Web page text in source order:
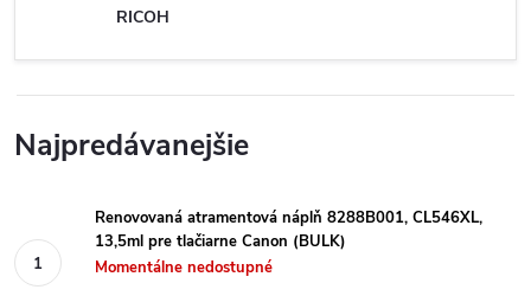
RICOH
Najpredávanejšie
Renovovaná atramentová náplň 8288B001, CL546XL,
13,5ml pre tlačiarne Canon (BULK)
Momentálne nedostupné